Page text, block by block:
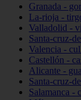
Granada - gor
La-rioja -
Valladolid -
Santa-cruz-
Valencia -
Castellón -
Alicante -
Santa-cruz-
Salamanca -